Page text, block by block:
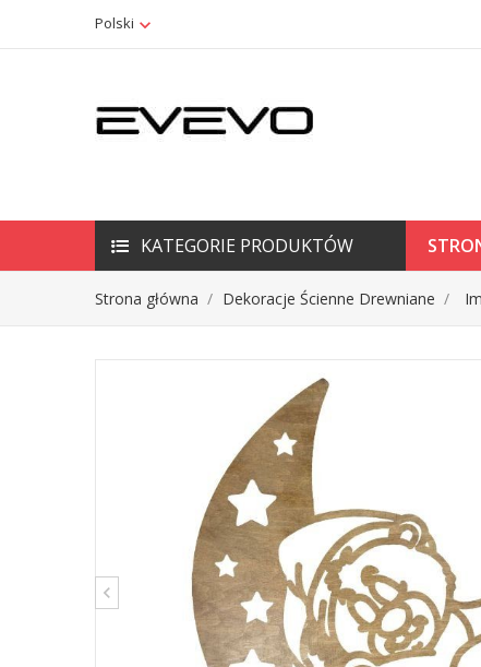
Polski
KATEGORIE PRODUKTÓW
Strona główna Dekoracje Ścienne Drewniane